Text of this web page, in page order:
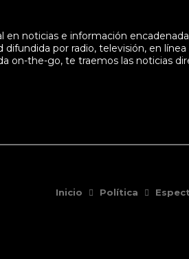
en noticias e información
difundida por radio, televisión, en
on-the-go, te traemos las noticias
Inicio Política